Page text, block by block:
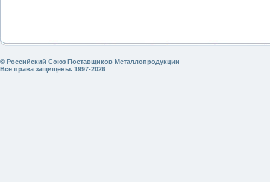
© Российский Союз Поставщиков Металлопродукции
Все права защищены. 1997-2026